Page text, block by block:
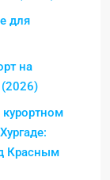
для
на
курортном
Красным